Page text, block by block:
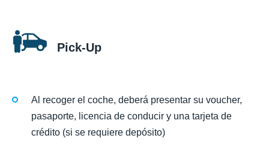
Pick-Up
Al recoger el coche, deberá presentar su voucher,
pasaporte, licencia de conducir y una tarjeta de
crédito (si se requiere depósito)